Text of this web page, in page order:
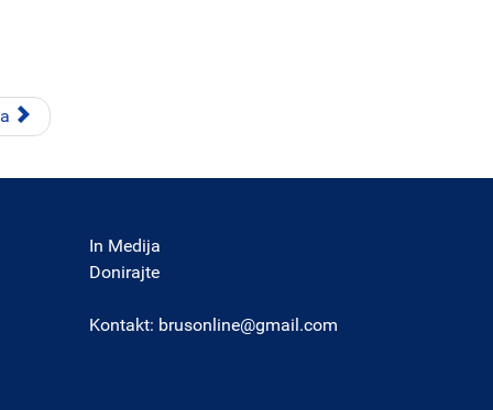
In Medija
Donirajte
Kontakt: brusonline@gmail.com